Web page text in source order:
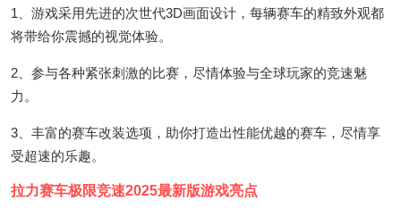
1、游戏采用先进的次世代3D画面设计，每辆赛车的精致外观都
将带给你震撼的视觉体验。
2、参与各种紧张刺激的比赛，尽情体验与全球玩家的竞速魅
力。
3、丰富的赛车改装选项，助你打造出性能优越的赛车，尽情享
受超速的乐趣。
拉力赛车极限竞速2025最新版游戏亮点